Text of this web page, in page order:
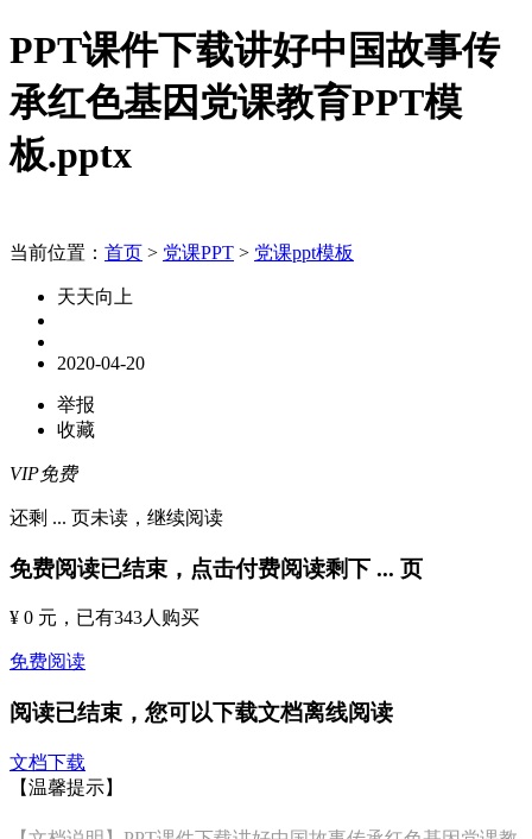
PPT课件下载讲好中国故事传
承红色基因党课教育PPT模
板.pptx
当前位置： 首页 > 党课PPT > 党课ppt模板
天天向上
2020-04-20
举报
收藏
VIP免费
还剩 ... 页未读， 继续阅读
免费阅读已结束，点击付费阅读剩下 ... 页
¥ 0 元 ，已有343人购买
免费阅读
阅读已结束，您可以下载文档离线阅读
文档下载
【温馨提示】